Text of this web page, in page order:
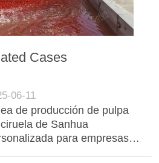
Cases
06-11
de producción de pulpa
de Sanhua
para empresas